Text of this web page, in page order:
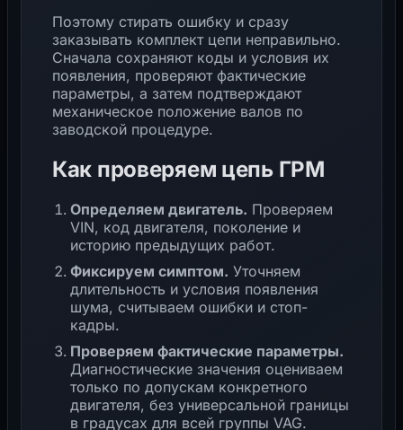
Поэтому стирать ошибку и сразу
заказывать комплект цепи неправильно.
Сначала сохраняют коды и условия их
появления, проверяют фактические
параметры, а затем подтверждают
механическое положение валов по
заводской процедуре.
Как проверяем цепь ГРМ
Определяем двигатель. Проверяем
VIN, код двигателя, поколение и
историю предыдущих работ.
Фиксируем симптом. Уточняем
длительность и условия появления
шума, считываем ошибки и стоп-
кадры.
Проверяем фактические параметры.
Диагностические значения оцениваем
только по допускам конкретного
двигателя, без универсальной границы
в градусах для всей группы VAG.